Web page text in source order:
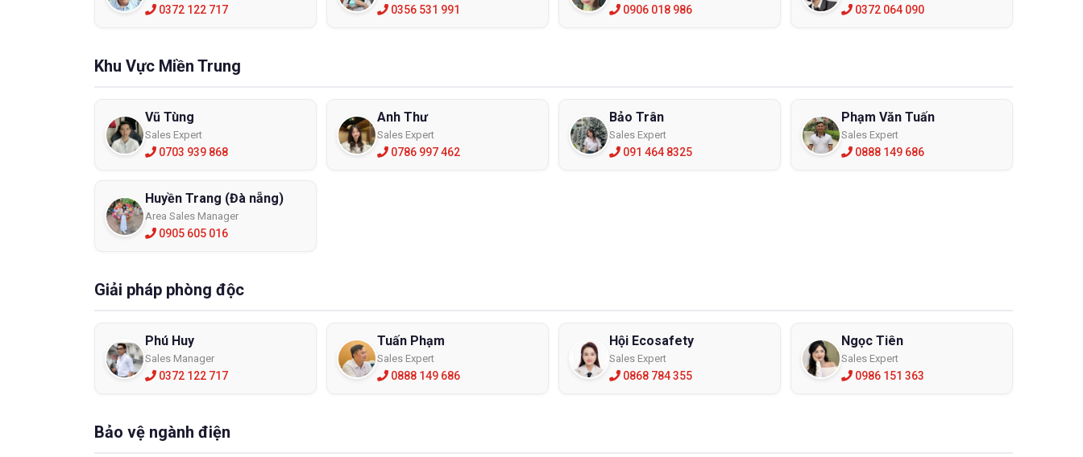
0372 122 717 0356 531 991 0906 018 986 0372 064 090
Khu Vực Miền Trung
Vũ Tùng
Sales Expert
0703 939 868
Anh Thư
Sales Expert
0786 997 462
Bảo Trân
Sales Expert
091 464 8325
Phạm Văn Tuấn
Sales Expert
0888 149 686
Huyền Trang (Đà nẵng)
Area Sales Manager
0905 605 016
Giải pháp phòng độc
Phú Huy
Sales Manager
0372 122 717
Tuấn Phạm
Sales Expert
0888 149 686
Hội Ecosafety
Sales Expert
0868 784 355
Ngọc Tiên
Sales Expert
0986 151 363
Bảo vệ ngành điện